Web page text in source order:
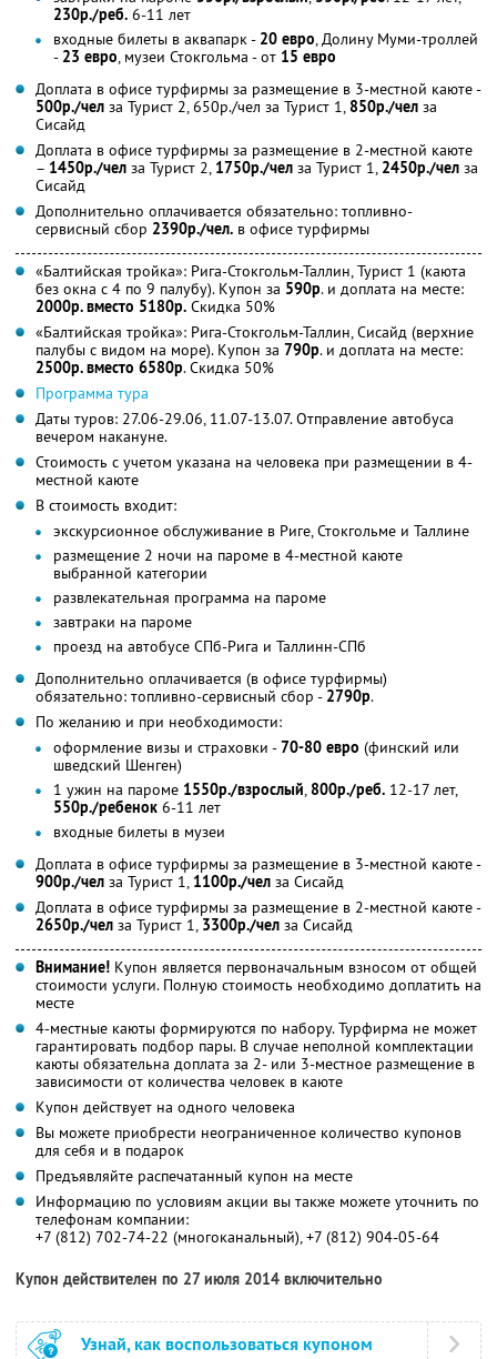
230р./реб. 6-11 лет
входные билеты в аквапарк - 20 евро, Долину Муми-троллей
- 23 евро, музеи Стокгольма - от 15 евро
Доплата в офисе турфирмы за размещение в 3-местной каюте -
500р./чел за Турист 2, 650р./чел за Турист 1, 850р./чел за
Сисайд
Доплата в офисе турфирмы за размещение в 2-местной каюте
– 1450р./чел за Турист 2, 1750р./чел за Турист 1, 2450р./чел за
Сисайд
Дополнительно оплачивается обязательно: топливно-
сервисный сбор 2390р./чел. в офисе турфирмы
«Балтийская тройка»: Рига-Стокгольм-Таллин, Турист 1 (каюта
без окна с 4 по 9 палубу). Купон за 590р. и доплата на месте:
2000р. вместо 5180р. Скидка 50%
«Балтийская тройка»: Рига-Стокгольм-Таллин, Сисайд (верхние
палубы с видом на море). Купон за 790р. и доплата на месте:
2500р. вместо 6580р. Скидка 50%
Программа тура
Даты туров: 27.06-29.06, 11.07-13.07. Отправление автобуса
вечером накануне.
Стоимость с учетом указана на человека при размещении в 4-
местной каюте
В стоимость входит:
экскурсионное обслуживание в Риге, Стокгольме и Таллине
размещение 2 ночи на пароме в 4-местной каюте
выбранной категории
развлекательная программа на пароме
завтраки на пароме
проезд на автобусе СПб-Рига и Таллинн-СПб
Дополнительно оплачивается (в офисе турфирмы)
обязательно: топливно-сервисный сбор - 2790р.
По желанию и при необходимости:
оформление визы и страховки -70-80 евро (финский или
шведский Шенген)
1 ужин на пароме 1550р./взрослый, 800р./реб. 12-17 лет,
550р./ребенок 6-11 лет
входные билеты в музеи
Доплата в офисе турфирмы за размещение в 3-местной каюте -
900р./чел за Турист 1, 1100р./чел за Сисайд
Доплата в офисе турфирмы за размещение в 2-местной каюте -
2650р./чел за Турист 1, 3300р./чел за Сисайд
Внимание! Купон является первоначальным взносом от общей
стоимости услуги. Полную стоимость необходимо доплатить на
месте
4-местные каюты формируются по набору. Турфирма не может
гарантировать подбор пары. В случае неполной комплектации
каюты обязательна доплата за 2- или 3-местное размещение в
зависимости от количества человек в каюте
Купон действует на одного человека
Вы можете приобрести неограниченное количество купонов
для себя и в подарок
Предъявляйте распечатанный купон на месте
Информацию по условиям акции вы также можете уточнить по
телефонам компании:
+7 (812) 702-74-22 (многоканальный), +7 (812) 904-05-64
Купон действителен по 27 июля 2014 включительно
Узнай, как воспользоваться купоном